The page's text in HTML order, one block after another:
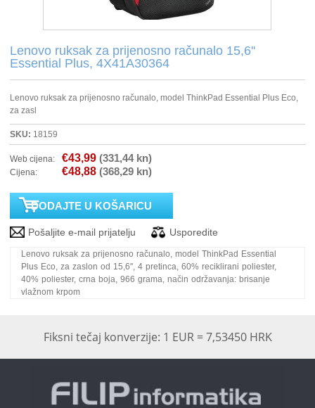
MONITORI
SOFTWARE
POS OPREMA
PERIFERIJA
PROJEKTORI
ELEKTRIČNI ROMOBILI/BICIKLI
Lenovo ruksak za prijenosno računalo 15,6''
Essential Plus, 4X41A30364
Lenovo ruksak za prijenosno računalo, model ThinkPad Essential Plus Eco,
za zasl
SKU: 18159
Web cijena: €43,99 (331,44 kn)
Cijena: €48,88 (368,29 kn)
Lenovo ruksak za prijenosno računalo, model ThinkPad Essential
Plus Eco, za zaslon od 15,6'', 4 pretinca, 60% reciklirani poliester,
40% poliester, crna boja, 966 grama, način održavanja: brisanje
vlažnom krpom
Fiksni tečaj konverzije: 1 EUR = 7,53450 HRK